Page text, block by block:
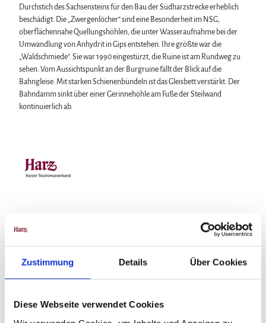
Zustimmung Details Über Cookies
Diese Webseite verwendet Cookies
Durchstich des Sachsensteins für den Bau der Südharzstrecke erheblich
beschädigt. Die „Zwergenlöcher“ sind eine Besonderheit im NSG,
oberflächennahe Quellungshöhlen, die unter Wasseraufnahme bei der
Umwandlung von Anhydrit in Gips entstehen. Ihre größte war die
„Waldschmiede“. Sie war 1990 eingestürzt, die Ruine ist am Rundweg zu
sehen. Vom Aussichtspunkt an der Burgruine fällt der Blick auf die
Bahngleise. Mit starken Schienenbündeln ist das Gleisbett verstärkt. Der
Bahndamm sinkt über einer Gerinnehöhle am Fuße der Steilwand
kontinuierlich ab.
Gut zu wissen